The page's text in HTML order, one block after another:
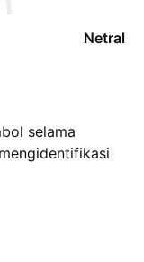
Netral
selama